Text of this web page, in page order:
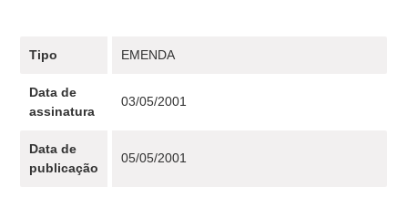
Tipo EMENDA
Data de
assinatura
03/05/2001
Data de
publicação
05/05/2001